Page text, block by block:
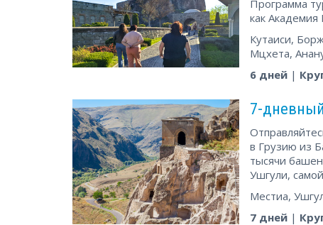
Программа
как
Кутаиси,
Мцхета,
6 дней |
7-
в Грузию из
тысячи
Ушгули,
Местиа,
7 дней |